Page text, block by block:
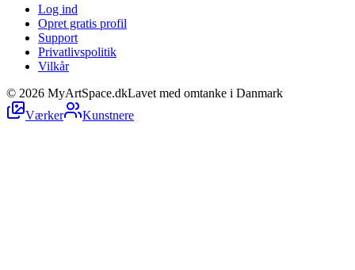
Log ind
Opret gratis profil
Support
Privatlivspolitik
Vilkår
© 2026 MyArtSpace.dkLavet med omtanke i Danmark
Værker
Kunstnere